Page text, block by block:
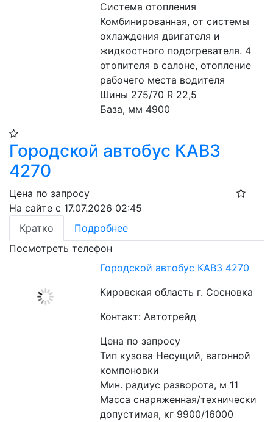
Система отопления
Комбинированная, от системы
охлаждения двигателя и
жидкостного подогревателя. 4
отопителя в салоне, отопление
рабочего места водителя
Шины 275/70 R 22,5
База, мм 4900
Городской автобус КАВЗ
4270
Цена по запросу
На сайте с 17.07.2026 02:45
Кратко
Подробнее
Посмотреть телефон
Городской автобус КАВЗ 4270
Кировская область г. Сосновка
Контакт: Автотрейд
Цена по запросу
Тип кузова Несущий, вагонной
компоновки
Мин. радиус разворота, м 11
Масса снаряженная/технически
допустимая, кг 9900/16000